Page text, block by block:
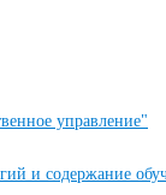
управление"
и содержание